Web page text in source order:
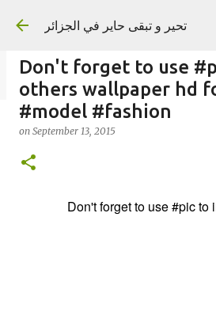
Skip to main
تحير و تبقى حاير في الجزائر
onSeptember 02, 2023
Don't forget to use
others wallpaper hd
#model #fashion
on September 13, 2015
Don't forget to use#picto